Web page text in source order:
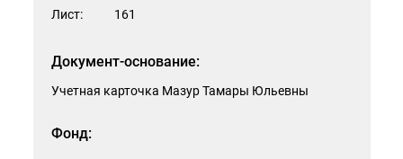
Лист:
161
Документ-основание:
Учетная карточка Мазур Тамары Юльевны
Фонд: